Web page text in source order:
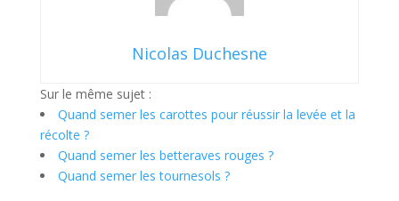
Nicolas Duchesne
Sur le même sujet :
Quand semer les carottes pour réussir la levée et la
récolte ?
Quand semer les betteraves rouges ?
Quand semer les tournesols ?